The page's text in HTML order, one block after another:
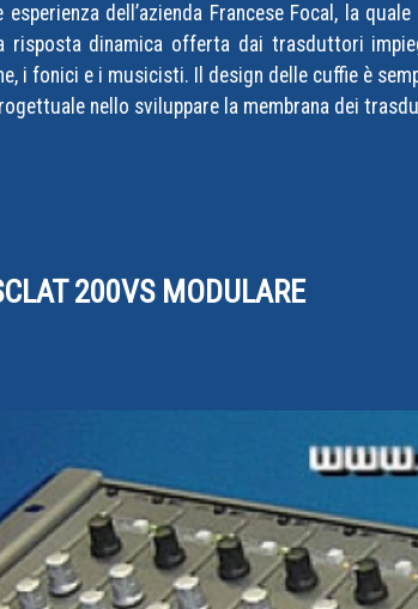
dell’azienda Francese Focal, la
risposta dinamica offerta dai trasduttori
i fonici e i musicisti. Il design delle cuffie è
nello sviluppare la membrana dei
200VS MODULARE